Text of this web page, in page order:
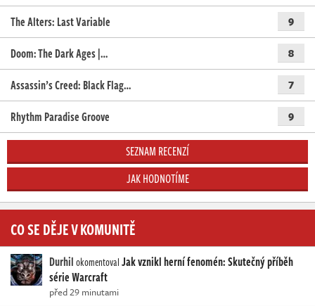
The Alters: Last Variable 9
Doom: The Dark Ages |… 8
Assassin’s Creed: Black Flag… 7
Rhythm Paradise Groove 9
SEZNAM RECENZÍ
JAK HODNOTÍME
CO SE DĚJE V KOMUNITĚ
DurhilokomentovalJak vznikl herní fenomén: Skutečný příběh
série Warcraft
před 29 minutami